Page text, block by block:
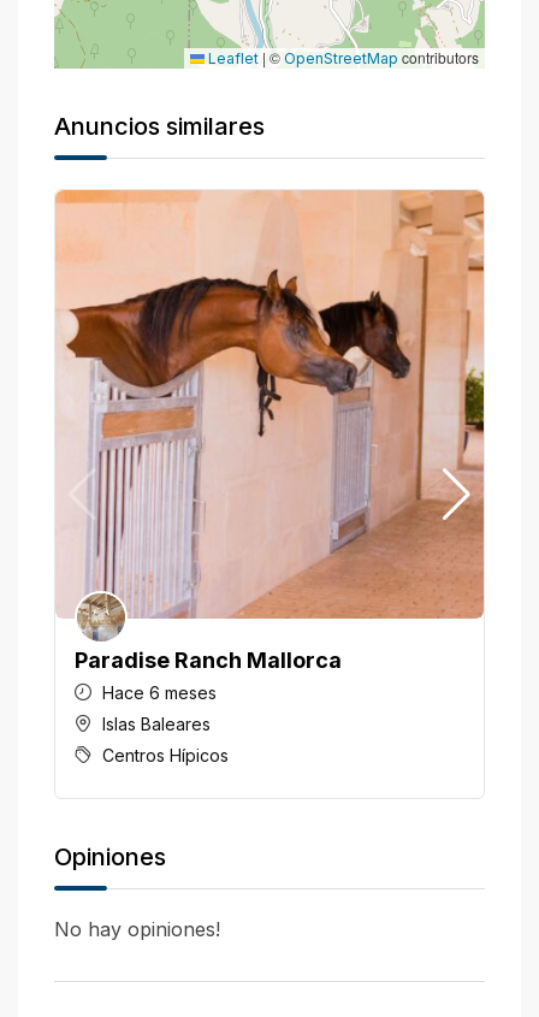
Leaflet | © OpenStreetMap contributors
Anuncios similares
Paradise Ranch Mallorca
Hace 6 meses
Islas Baleares
Centros Hípicos
Opiniones
No hay opiniones!